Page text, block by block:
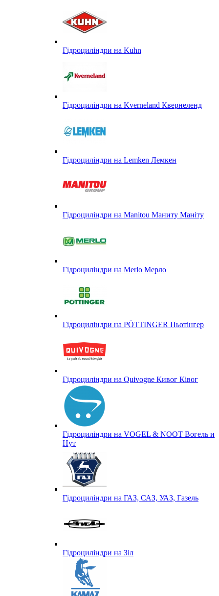
Гідроциліндри на Kuhn
Гідроциліндри на Kverneland Квернеленд
Гідроциліндри на Lemken Лемкен
Гідроциліндри на Manitou Маниту Маніту
Гідроциліндри на Merlo Мерло
Гідроциліндри на PÖTTINGER Пьотінгер
Гідроциліндри на Quivogne Кивог Ківог
Гідроциліндри на VOGEL & NOOT Вогель и
Нут
Гідроциліндри на ГАЗ, САЗ, УАЗ, Газель
Гідроциліндри на Зіл